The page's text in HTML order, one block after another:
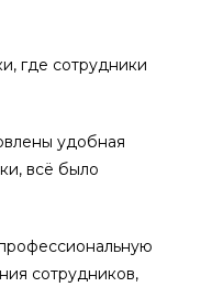
где сотрудники
удобная
всё было
сотрудников,